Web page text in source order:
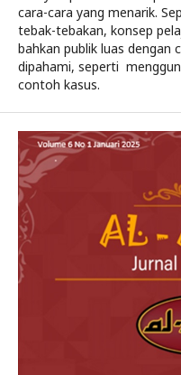
cara-cara yang menarik.
tebak-tebakan, konsep
bahkan publik luas dengan
dipahami, seperti
contoh kasus.